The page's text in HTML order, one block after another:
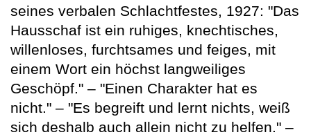
seines verbalen Schlachtfestes, 1927: "Das
Hausschaf ist ein ruhiges, knechtisches,
willenloses, furchtsames und feiges, mit
einem Wort ein höchst langweiliges
Geschöpf." – "Einen Charakter hat es
nicht." – "Es begreift und lernt nichts, weiß
sich deshalb auch allein nicht zu helfen." –